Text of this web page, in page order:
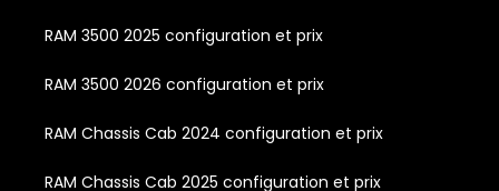
RAM 3500 2025 configuration et prix
RAM 3500 2026 configuration et prix
RAM Chassis Cab 2024 configuration et prix
RAM Chassis Cab 2025 configuration et prix